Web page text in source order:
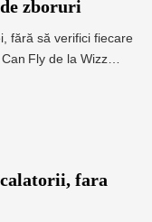
zboruri
fără să verifici fiecare
Fly de la Wizz…
fara